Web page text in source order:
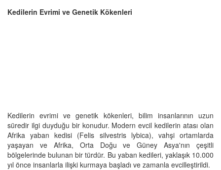
Kedilerin Evrimi ve Genetik Kökenleri
Kedilerin evrimi ve genetik kökenleri, bilim insanlarının uzun
süredir ilgi duyduğu bir konudur. Modern evcil kedilerin atası olan
Afrika yaban kedisi (Felis silvestris lybica), vahşi ortamlarda
yaşayan ve Afrika, Orta Doğu ve Güney Asya'nın çeşitli
bölgelerinde bulunan bir türdür. Bu yaban kedileri, yaklaşık 10.000
yıl önce insanlarla ilişki kurmaya başladı ve zamanla evcilleştirildi.